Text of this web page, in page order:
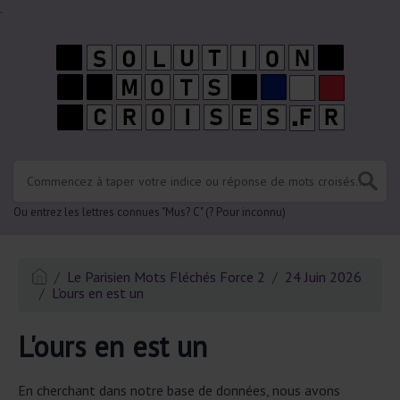
.
Ou entrez les lettres connues "Mus? C" (? Pour inconnu)
Le Parisien Mots Fléchés Force 2
24 Juin 2026
L'ours en est un
L'ours en est un
En cherchant dans notre base de données, nous avons